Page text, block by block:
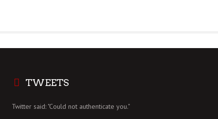
TWEETS
Twitter said: "Could not authenticate you."